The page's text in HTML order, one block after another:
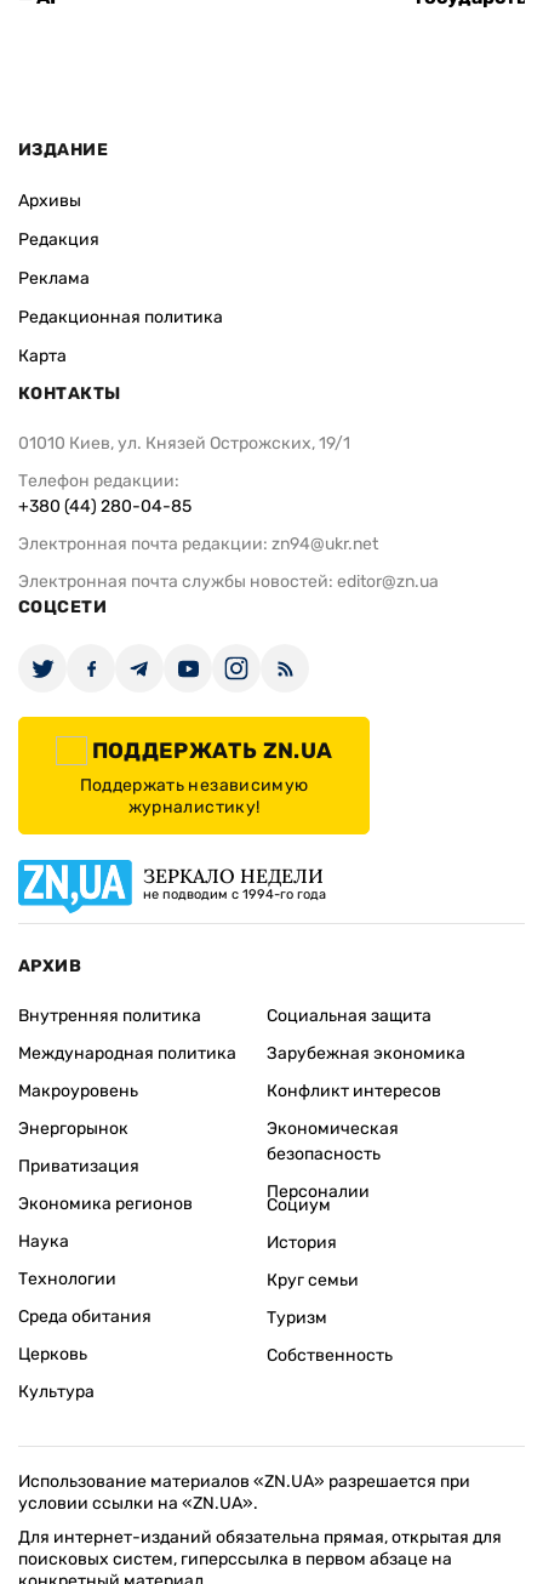
ИЗДАНИЕ
Архивы
Редакция
Реклама
Редакционная политика
Карта
КОНТАКТЫ
01010 Киев, ул. Князей Острожских, 19/1
Телефон редакции:
+380 (44) 280-04-85
Электронная почта редакции: zn94@ukr.net
Электронная почта службы новостей: editor@zn.ua
СОЦСЕТИ
ПОДДЕРЖАТЬ ZN.UA
Поддержать независимую
журналистику!
ЗЕРКАЛО НЕДЕЛИ
не подводим с 1994-го года
АРХИВ
Внутренняя политика
Международная политика
Макроуровень
Энергорынок
Приватизация
Экономика регионов
Социальная защита
Зарубежная экономика
Конфликт интересов
Экономическая
безопасность
Персоналии
Наука
Технологии
Среда обитания
Церковь
Культура
Социум
История
Круг семьи
Туризм
Собственность
Использование материалов «ZN.UA» разрешается при
условии ссылки на «ZN.UA».
Для интернет-изданий обязательна прямая, открытая для
поисковых систем, гиперссылка в первом абзаце на